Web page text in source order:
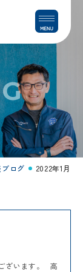
ログ 2022年1月
ざいます。 高